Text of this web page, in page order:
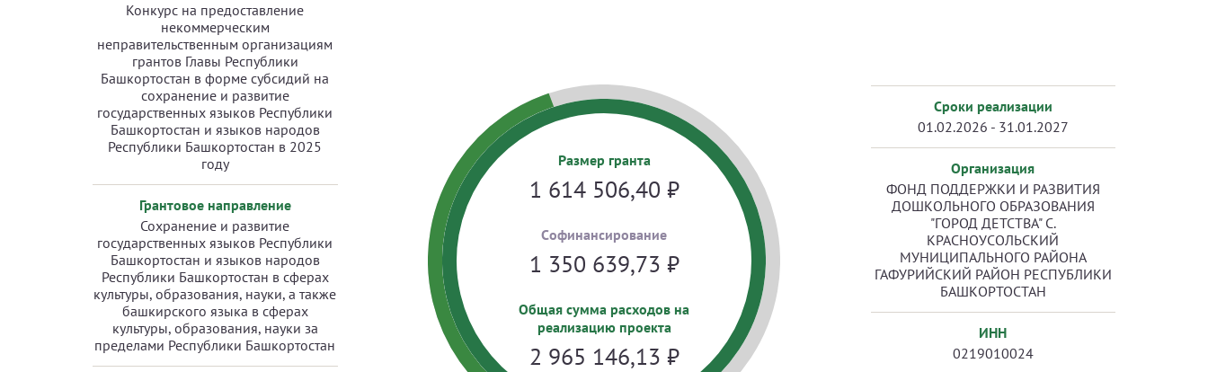
Конкурс на предоставление
некоммерческим
неправительственным организациям
грантов Главы Республики
Башкортостан в форме субсидий на
сохранение и развитие
государственных языков Республики
Башкортостан и языков народов
Республики Башкортостан в 2025
году
Грантовое направление
Сохранение и развитие
государственных языков Республики
Башкортостан и языков народов
Республики Башкортостан в сферах
культуры, образования, науки, а также
башкирского языка в сферах
культуры, образования, науки за
пределами Республики Башкортостан
Размер гранта
1 614 506,40 ₽
Cофинансирование
1 350 639,73 ₽
Общая сумма расходов на
реализацию проекта
2 965 146,13 ₽
Сроки реализации
01.02.2026 - 31.01.2027
Организация
ФОНД ПОДДЕРЖКИ И РАЗВИТИЯ
ДОШКОЛЬНОГО ОБРАЗОВАНИЯ
"ГОРОД ДЕТСТВА" С.
КРАСНОУСОЛЬСКИЙ
МУНИЦИПАЛЬНОГО РАЙОНА
ГАФУРИЙСКИЙ РАЙОН РЕСПУБЛИКИ
БАШКОРТОСТАН
ИНН
0219010024